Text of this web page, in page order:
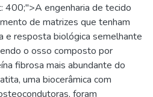
engenharia de tecido
de matrizes que tenham
e resposta biológica semelhante
o osso composto por
fibrosa mais abundante do
uma biocerâmica com
foram